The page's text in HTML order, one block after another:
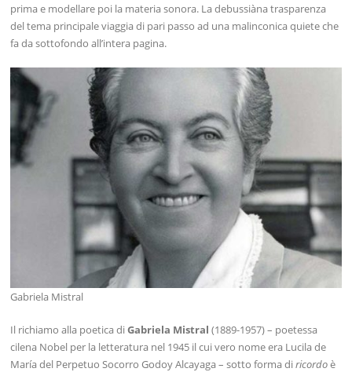
prima e modellare poi la materia sonora. La debussiàna trasparenza
del tema principale viaggia di pari passo ad una malinconica quiete che
fa da sottofondo all’intera pagina.
Gabriela Mistral
Il richiamo alla poetica diGabriela Mistral (1889-1957) – poetessa
cilena Nobel per la letteratura nel 1945 il cui vero nome era Lucila de
María del Perpetuo Socorro Godoy Alcayaga – sotto forma diricordoè